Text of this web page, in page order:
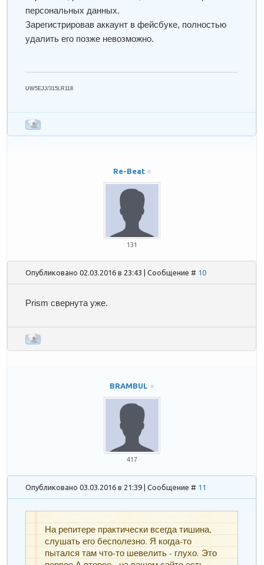
персональных данных.
Зарегистрировав аккаунт в фейсбуке, полностью
удалить его позже невозможно.
UW5EJJ/315LR118
Re-Beat
131
Опубликовано 02.03.2016 в 23:43 | Сообщение # 10
Prism свернута уже.
BRAMBUL
417
Опубликовано 03.03.2016 в 21:39 | Сообщение # 11
На репитере практически всегда тишина,
слушать его бесполезно. Я когда-то
пытался там что-то шевелить - глухо. Это